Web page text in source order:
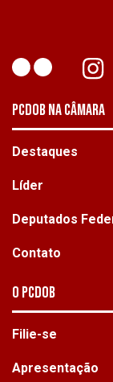
PCDOB NA CÂMARA
Destaques
Líder
Deputados
Contato
O PCdoB
Filie-se
Apresentação